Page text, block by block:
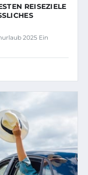
REISEZIELE
2025 Ein